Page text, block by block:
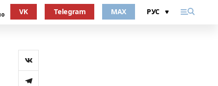
VK Telegram MAX